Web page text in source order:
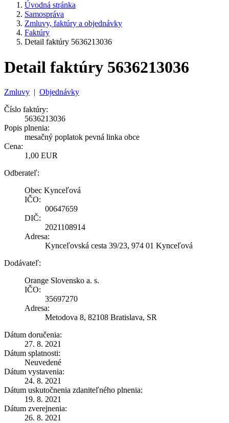
Úvodná stránka
Samospráva
Zmluvy, faktúry a objednávky
Faktúry
Detail faktúry 5636213036
Detail faktúry 5636213036
Zmluvy | Objednávky
Číslo faktúry:
5636213036
Popis plnenia:
mesačný poplatok pevná linka obce
Cena:
1,00 EUR
Odberateľ:
Obec Kynceľová
IČO:
00647659
DIČ:
2021108914
Adresa:
Kynceľovská cesta 39/23, 974 01 Kynceľová
Dodávateľ:
Orange Slovensko a. s.
IČO:
35697270
Adresa:
Metodova 8, 82108 Bratislava, SR
Dátum doručenia:
27. 8. 2021
Dátum splatnosti:
Neuvedené
Dátum vystavenia:
24. 8. 2021
Dátum uskutočnenia zdaniteľného plnenia:
19. 8. 2021
Dátum zverejnenia:
26. 8. 2021